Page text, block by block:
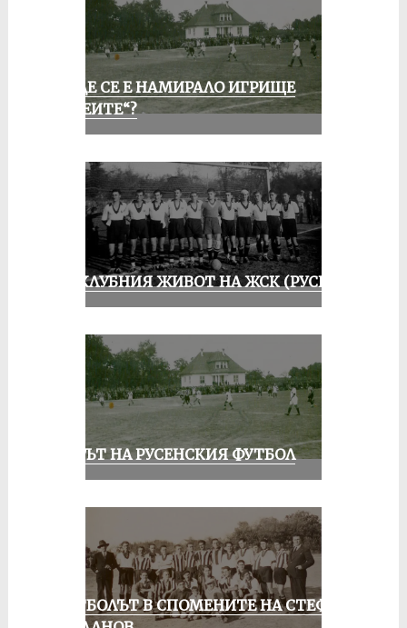
КЪДЕ СЕ Е НАМИРАЛО ИГРИЩЕ
„АЛЕИТЕ“?
ИЗ КЛУБНИЯ ЖИВОТ НА ЖСК (РУСЕ)
ВЕКЪТ НА РУСЕНСКИЯ ФУТБОЛ
ФУТБОЛЪТ В СПОМЕНИТЕ НА СТЕФАН